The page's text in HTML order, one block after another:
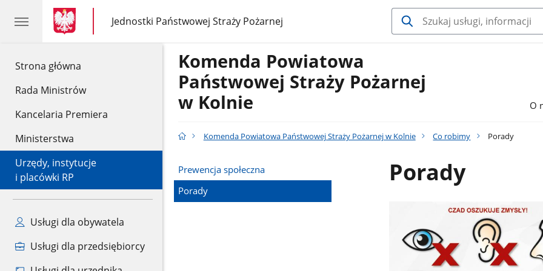
Strona główna
Rada Ministrów
Kancelaria Premiera
Ministerstwa
Urzędy, instytucje
i placówki RP
Usługi dla obywatela
Usługi dla przedsiębiorcy
gov.pl
gov.pl
Jednostki Państwowej Straży Pożarnej
gov.pl
Jednostki
Państwowej
Komenda Powiatowa
Państwowej Straży Pożarnej
w Kolnie
O
Komenda Powiatowa Państwowej Straży Pożarnej w Kolnie Co robimy Porady
Prewencja społeczna
Porady
Porady